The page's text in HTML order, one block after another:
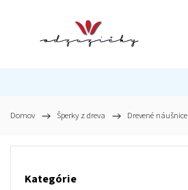
Domov / Šperky z dreva / Drevené náušnice
Kategórie